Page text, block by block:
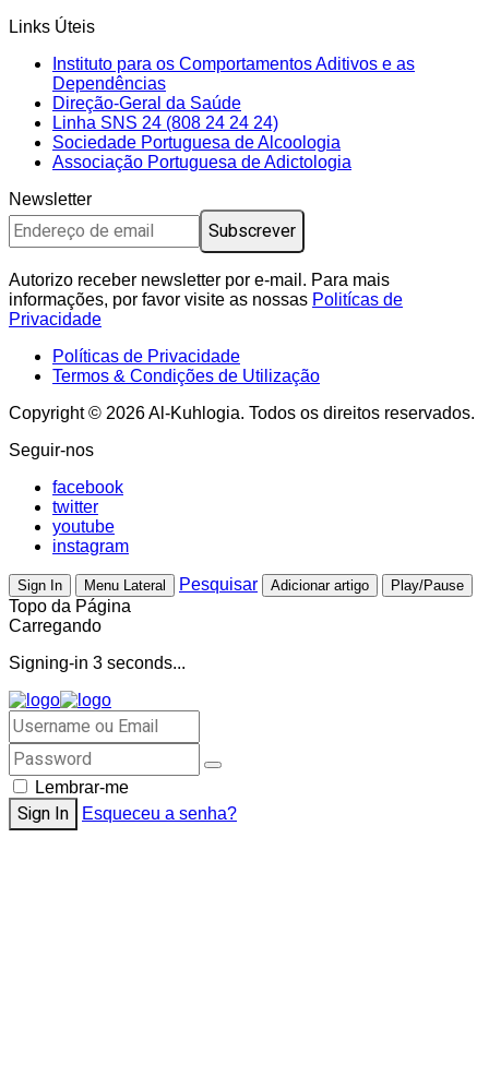
Links Úteis
Instituto para os Comportamentos Aditivos e as
Dependências
Direção-Geral da Saúde
Linha SNS 24 (808 24 24 24)
Sociedade Portuguesa de Alcoologia
Associação Portuguesa de Adictologia
Newsletter
Autorizo ​​receber newsletter por e-mail. Para mais
informações, por favor visite as nossas Politícas de
Privacidade
Políticas de Privacidade
Termos & Condições de Utilização
Copyright © 2026 Al-Kuhlogia. Todos os direitos reservados.
Seguir-nos
facebook
twitter
youtube
instagram
Sign In Menu Lateral Pesquisar Adicionar artigo Play/Pause
Topo da Página
Carregando
Signing-in 3 seconds...
Lembrar-me
Esqueceu a senha?